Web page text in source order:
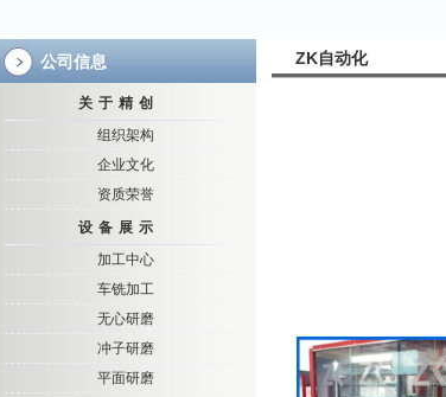
公司信息
关于精创
组织架构
企业文化
资质荣誉
设备展示
加工中心
车铣加工
无心研磨
冲子研磨
平面研磨
ZK自动化